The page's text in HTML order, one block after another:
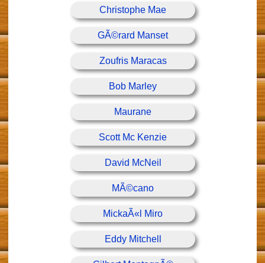
Christophe Mae
GÃ©rard Manset
Zoufris Maracas
Bob Marley
Maurane
Scott Mc Kenzie
David McNeil
MÃ©cano
MickaÃ«l Miro
Eddy Mitchell